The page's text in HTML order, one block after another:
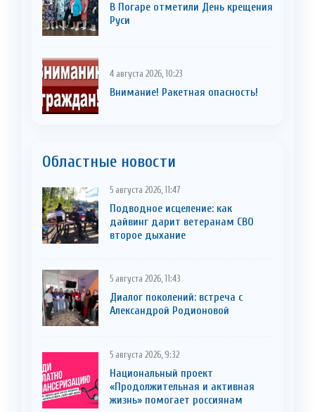
В Погаре отметили День крещения
Руси
4 августа 2026, 10:23
Внимание! Ракетная опасность!
Областные новости
5 августа 2026, 11:47
Подводное исцеление: как
дайвинг дарит ветеранам СВО
второе дыхание
5 августа 2026, 11:43
Диалог поколений: встреча с
Александрой Родионовой
5 августа 2026, 9:32
Национальный проект
«Продолжительная и активная
жизнь» помогает россиянам